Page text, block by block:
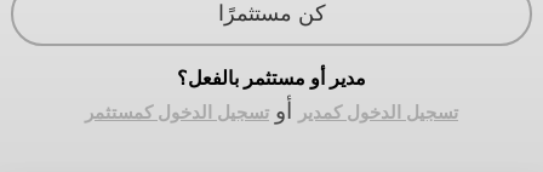
كن مستثمرًا
مدير أو مستثمر بالفعل؟
تسجيل الدخول كمدير
أو تسجيل الدخول كمستثمر